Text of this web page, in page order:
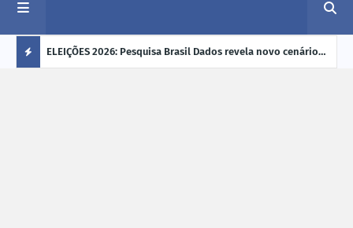
a mais ELEIÇÕES 2026: Pesquisa Brasil Dados revela novo cenário